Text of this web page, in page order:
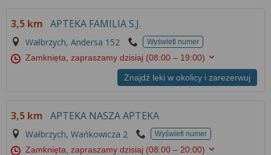
3,5 km APTEKA FAMILIA S.J.
Wałbrzych, Andersa 152 Wyświetl numer
Zamknięta, zapraszamy dzisiaj (08:00 – 19:00)
Znajdź leki w okolicy i zarezerwuj
3,5 km APTEKA NASZA APTEKA
Wałbrzych, Wańkowicza 2 Wyświetl numer
Zamknięta, zapraszamy dzisiaj (08:00 – 20:00)